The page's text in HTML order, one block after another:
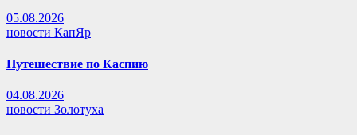
05.08.2026
новости КапЯр
Путешествие по Каспию
04.08.2026
новости Золотуха